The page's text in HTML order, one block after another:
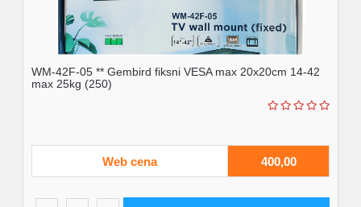
WM-42F-05 ** Gembird fiksni VESA max 20x20cm 14-42
max 25kg (250)
Web cena 400,00